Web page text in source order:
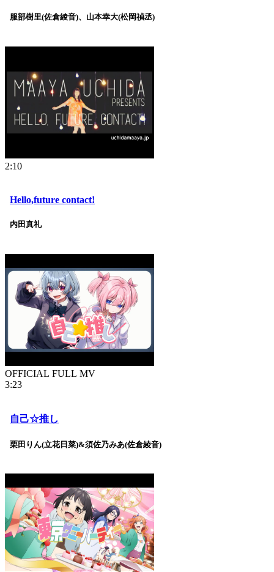
服部樹里(佐倉綾音)、山本幸大(松岡禎丞)
2:10
Hello,future contact!
内田真礼
OFFICIAL FULL MV
3:23
自己☆推し
栗田りん(立花日菜)&須佐乃みあ(佐倉綾音)